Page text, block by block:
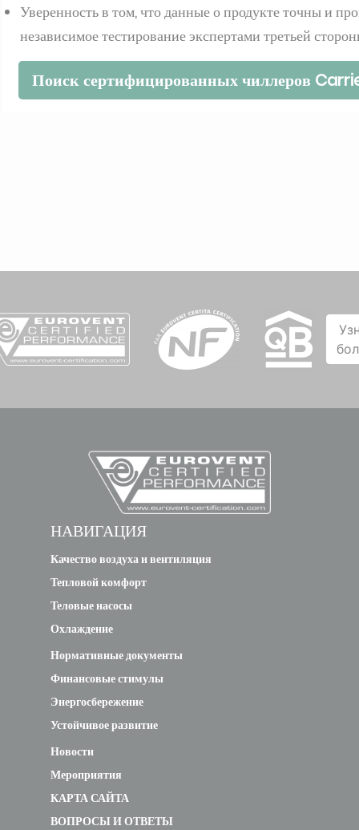
Уверенность в том, что данные о продукте точны и
независимое тестирование экспертами третьей
Поиск сертифицированных чиллеров
НАВИГАЦИЯ
Качество воздуха и вентиляция
Тепловой комфорт
Теловые насосы
Охлаждение
Нормативные документы
Финансовые стимулы
Энергосбережение
Устойчивое развитие
Новости
Мероприятия
КАРТА САЙТА
ВОПРОСЫ И ОТВЕТЫ